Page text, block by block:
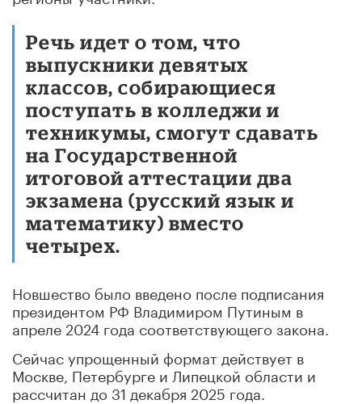
Речь идет о том, что
выпускники девятых
классов, собирающиеся
поступать в колледжи и
техникумы, смогут сдавать
на Государственной
итоговой аттестации два
экзамена (русский язык и
математику) вместо
четырех.
Новшество было введено после подписания
президентом РФ Владимиром Путиным в
апреле 2024 года соответствующего закона.
Сейчас упрощенный формат действует в
Москве, Петербурге и Липецкой области и
рассчитан до 31 декабря 2025 года.